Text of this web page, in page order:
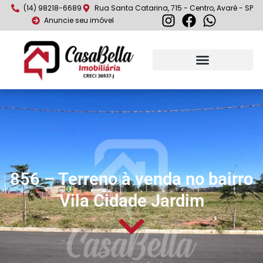
(14) 98218-6689
Rua Santa Catarina, 715 - Centro, Avaré - SP
Anuncie seu imóvel
856 – Terreno à venda no bairro
Vila Cidade Jardim